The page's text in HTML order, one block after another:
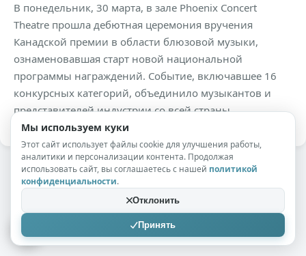
В понедельник, 30 марта, в зале Phoenix Concert
Theatre прошла дебютная церемония вручения
Канадской премии в области блюзовой музыки,
ознаменовавшая старт новой национальной
программы награждений. Событие, включавшее 16
конкурсных категорий, объединило музыкантов и
представителей индустрии со всей страны.
Мы используем куки
Этот сайт использует файлы cookie для улучшения работы,
аналитики и персонализации контента. Продолжая
использовать сайт, вы соглашаетесь с нашей политикой
конфиденциальности.
Отклонить
Принять